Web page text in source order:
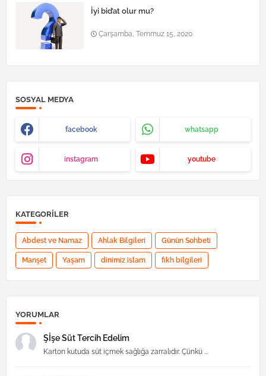
İyi bid’at olur mu?
Çarşamba, Temmuz 15, 2020
SOSYAL MEDYA
facebook whatsapp
instagram youtube
KATEGORILER
Abdest ve Namaz Ahlak Bilgileri Günün Sohbeti
Manşet Yaşam dinimiz islam fıkh bilgileri
YORUMLAR
Şİşe Süt Tercih Edelim
Karton kutuda süt içmek sağlığa zarralıdır. Çünkü ...